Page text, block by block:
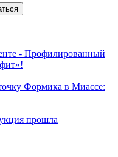
- Профилированный
Формика в Миассе:
прошла